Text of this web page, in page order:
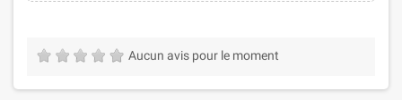
Aucun avis pour le moment